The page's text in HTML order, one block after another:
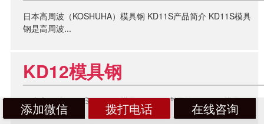
日本高周波（KOSHUHA）模具钢 KD11S产品简介 KD11S模具
钢是高周波...
KD12模具钢
日本高周波（KOSHUHA）模具钢 KD12产品简介 KD12模具钢
为日本高周波...
添加微信 拨打电话 在线咨询